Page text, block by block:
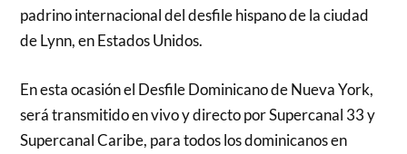
padrino internacional del desfile hispano de la ciudad
de Lynn, en Estados Unidos.
En esta ocasión el Desfile Dominicano de Nueva York,
será transmitido en vivo y directo por Supercanal 33 y
Supercanal Caribe, para todos los dominicanos en